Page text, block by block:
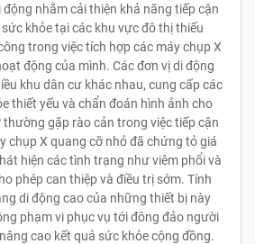
động nhằm cải thiện khả năng tiếp cận
khỏe tại các khu vực đô thị thiếu
trong việc tích hợp các máy chụp X
động của mình. Các đơn vị di động
khu dân cư khác nhau, cung cấp các
thiết yếu và chẩn đoán hình ảnh cho
gặp rào cản trong việc tiếp cận
chụp X quang cỡ nhỏ đã chứng tỏ giá
hiện các tình trạng như viêm phổi và
phép can thiệp và điều trị sớm. Tính
di động cao của những thiết bị này
phạm vi phục vụ tới đông đảo người
cao kết quả sức khỏe cộng đồng.